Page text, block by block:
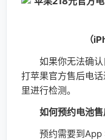
（
如果你无法确认
打苹果官方售后电
里进行检测。
如何预约电池售
预约需要到App